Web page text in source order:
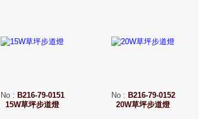
No: B216-79-0151
15W草坪步道燈
No: B216-79-0152
20W草坪步道燈